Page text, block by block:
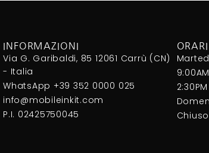
INFORMAZIONI
Via G. Garibaldi, 85 12061 Carrù (CN)
- Italia
WhatsApp +39 352 0000 025
info@mobileinkit.com
P.I. 02425750045
ORARI
Chiuso